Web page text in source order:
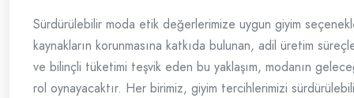
Sürdürülebilir moda etik değerlerimize uygun giyim
kaynakların korunmasına katkıda bulunan, adil üretim
ve bilinçli tüketimi teşvik eden bu yaklaşım, modanın
rol oynayacaktır. Her birimiz, giyim tercihlerimizi